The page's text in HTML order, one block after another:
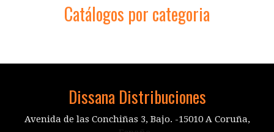
Catálogos por categoria
Dissana Distribuciones
Avenida de las Conchiñas 3, Bajo. -15010 A Coruña,